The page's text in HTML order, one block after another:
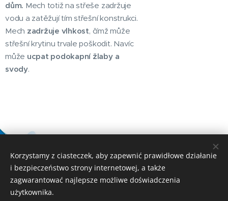
dům. Mech totiž na střeše zadržuje
vodu a zatěžují tím střešní konstrukci.
Mech zadržuje vlhkost, čímž může
střešní krytinu trvale poškodit. Navíc
může ucpat podokapní žlaby a
svody.
© 2021-2025 Aqfast s.r.o.
Korzystamy z ciasteczek, aby zapewnić prawidłowe działanie
i bezpieczeństwo strony internetowej, a także
zagwarantować najlepsze możliwe doświadczenia
użytkownika.